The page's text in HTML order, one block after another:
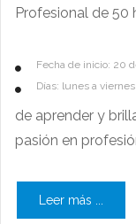
Profesional de 50
Fecha de inicio: 20
Días: lunes a viernes
de aprender y
pasión en
Leer más ...